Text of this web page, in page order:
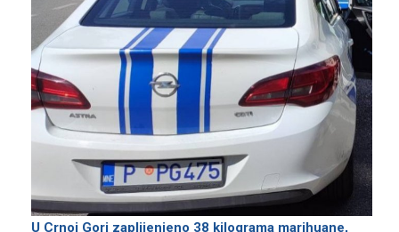
U Crnoj Gori zaplijenjeno 38 kilograma marihuane,